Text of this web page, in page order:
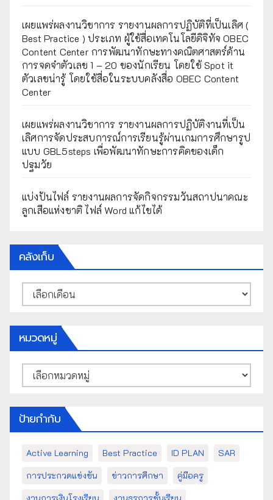
เผยแพร่ผลงานวิชาการ รายงานผลการปฏิบัติที่เป็นเลิศ (
Best Practice ) ประเภท ผู้ใช้สื่อเทคโนโลยีดิจิทัจ OBEC
Content Center การพัฒนาทักษะทางคณิตศาสตร์ด้าน
การจดจำตัวเลข 1 – 20 ของนักเรียน โดยใช้ Spot it
ตัวเลขน่ารู้ โดยใช้สื่อในระบบคลังสื่อ OBEC Content
Center
เผยแพร่ผลงานวิชาการ รายงานผลการปฏิบัติงานที่เป็น
เลิศการจัดประสบการณ์การเรียนรู้ผ่านเกมการศึกษารูป
แบบ GBL5steps เพื่อพัฒนาทักษะการคิดของเด็ก
ปฐมวัย
แบ่งปันไฟล์ รายงานผลการจัดกิจกรรมวันสถาปนาคณะ
ลูกเสือแห่งชาติ ไฟล์ Word แก้ไขได้
คลังเก็บ
คลัง
เก็บ
หมวดหมู่
หมวด
หมู่
ป้ายกำกับ
Active Learning Best Practice ID PLAN
SAR
การประกวดแข่งขัน
ข่าวการศึกษา
คู่มือครู